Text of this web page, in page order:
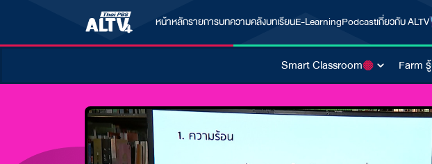
หน้าหลักรายการบทความคลังบทเรียนE-LearningPodcastเกี่ยวกับ ALTV
Smart Classroom Farm รู้